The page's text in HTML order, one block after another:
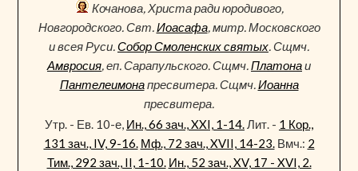
Кочанова, Христа ради юродивого,
Новгородского. Свт.Иоасафа, митр. Московского
и всея Руси.Собор Смоленских святых. Сщмч.
Амвросия, еп. Сарапульского. Сщмч.Платонаи
Пантелеимонапресвитера. Сщмч.Иоанна
пресвитера.
Утр. - Ев. 10-е, Ин., 66 зач., XXI, 1-14.Лит. - 1 Кор.,
131 зач., IV, 9-16. Мф., 72 зач., XVII, 14-23.Вмч.: 2
Тим., 292 зач., II, 1-10. Ин., 52 зач., XV, 17 - XVI, 2.